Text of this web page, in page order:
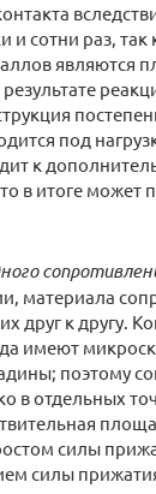
и сотни раз,
являются
под
к
в итоге может
материала
друг к другу.
имеют
поэтому
в отдельных
силы
силы